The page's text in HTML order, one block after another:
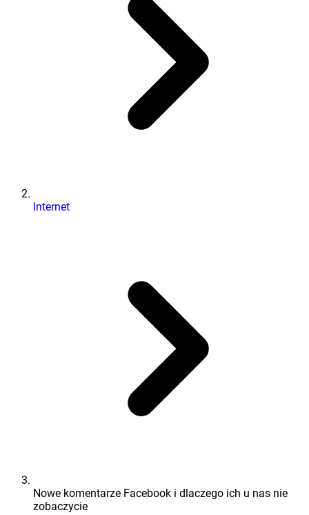
Internet
Nowe komentarze Facebook i dlaczego ich u nas nie
zobaczycie